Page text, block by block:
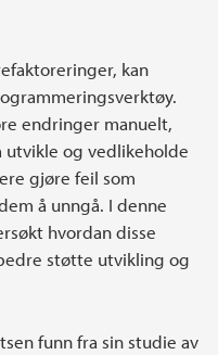
kan
endringer manuelt,
og vedlikeholde
gjøre feil som
å unngå. I denne
hvordan disse
støtte utvikling og
funn fra sin studie av